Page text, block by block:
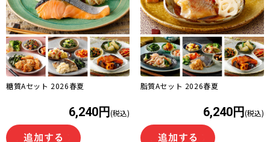
糖質Aセット 2026春夏
6,240円(税込)
脂質Aセット 2026春夏
6,240円(税込)